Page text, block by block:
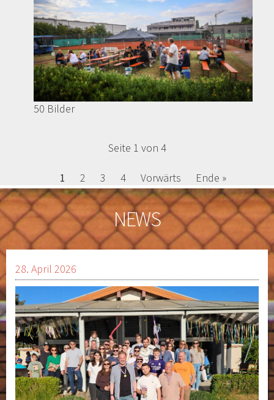
50 Bilder
Seite 1 von 4
1 2 3 4 Vorwärts Ende »
NEWS
28. April 2026